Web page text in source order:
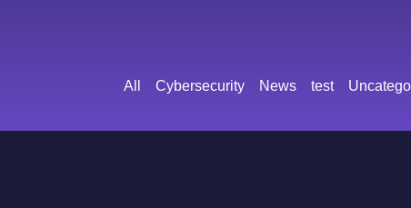
Cybersecurity News test
All